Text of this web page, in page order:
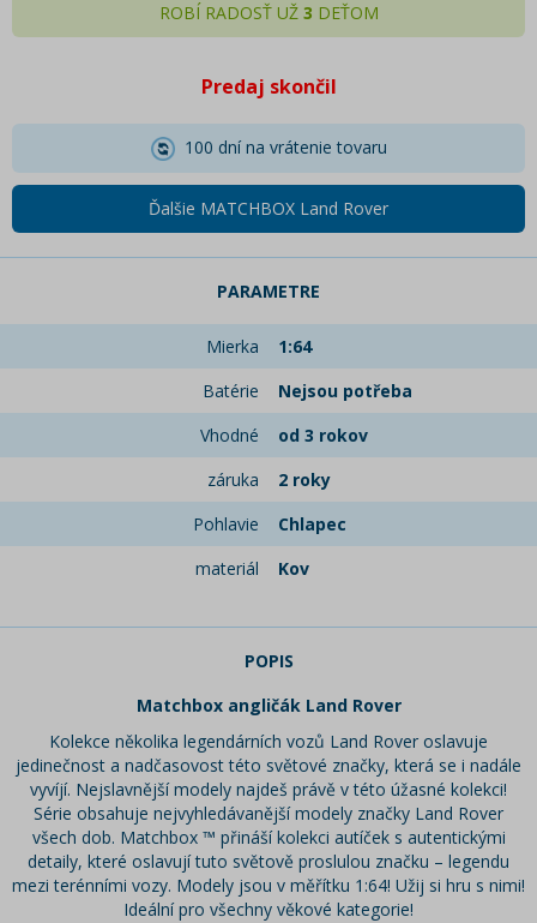
ROBÍ RADOSŤ UŽ 3 DEŤOM
Predaj skončil
100 dní na vrátenie tovaru
Ďalšie MATCHBOX Land Rover
PARAMETRE
Mierka
1:64
Batérie
Nejsou potřeba
Vhodné
od 3 rokov
záruka
2 roky
Pohlavie
Chlapec
materiál
Kov
POPIS
Matchbox angličák Land Rover
Kolekce několika legendárních vozů Land Rover oslavuje
jedinečnost a nadčasovost této světové značky, která se i nadále
vyvíjí. Nejslavnější modely najdeš právě v této úžasné kolekci!
Série obsahuje nejvyhledávanější modely značky Land Rover
všech dob. Matchbox ™ přináší kolekci autíček s autentickými
detaily, které oslavují tuto světově proslulou značku – legendu
mezi terénními vozy. Modely jsou v měřítku 1:64! Užij si hru s nimi!
Ideální pro všechny věkové kategorie!